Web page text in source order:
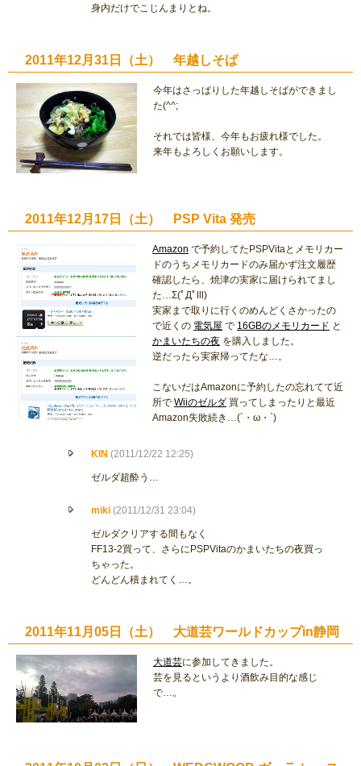
身内だけでこじんまりとね。
2011年12月31日（土） 年越しそば
今年はさっぱりした年越しそばができまし
た(^^;
それでは皆様、今年もお疲れ様でした。
来年もよろしくお願いします。
2011年12月17日（土） PSP Vita 発売
Amazon で予約してたPSPVitaとメモリカー
ドのうちメモリカードのみ届かず注文履歴
確認したら、焼津の実家に届けられてまし
た…Σ(ﾟДﾟlll)
実家まで取りに行くのめんどくさかったの
で近くの 電気屋 で 16GBのメモリカード と
かまいたちの夜 を購入しました。
逆だったら実家帰ってたな…。
こないだはAmazonに予約したの忘れてて近
所で Wiiのゼルダ 買ってしまったりと最近
Amazon失敗続き…(´・ω・`)
KIN (2011/12/22 12:25)
ゼルダ超酔う…
miki (2011/12/31 23:04)
ゼルダクリアする間もなく
FF13-2買って、さらにPSPVitaのかまいたちの夜買っ
ちゃった。
どんどん積まれてく…。
2011年11月05日（土） 大道芸ワールドカップin静岡
大道芸に参加してきました。
芸を見るというより酒飲み目的な感じ
で…。